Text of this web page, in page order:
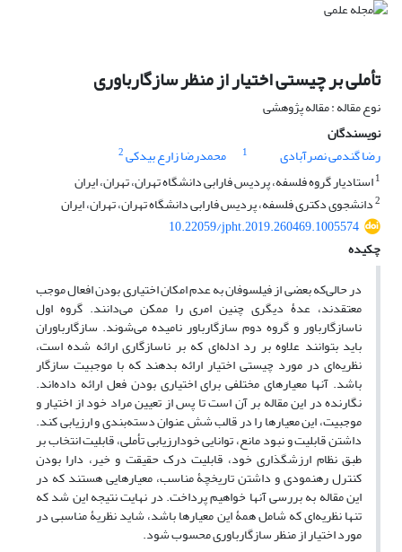
تأملی بر چیستی اختیار از منظر سازگارباوری
نوع مقاله : مقاله پژوهشی
نویسندگان
رضا گندمی نصرآبادی
1 محمدرضا زارع بیدکی2
1استادیار گروه فلسفه، پردیس فارابی دانشگاه تهران، تهران، ایران
2دانشجوی دکتری فلسفه، پردیس فارابی دانشگاه تهران، تهران، ایران
10.22059/jpht.2019.260469.1005574
چکیده
در حالی‌که بعضی از فیلسوفان به عدم امکان اختیاری بودن افعال موجب
معتقدند، عدۀ دیگری چنین امری را ممکن می‌دانند. گروه اول
ناسازگارباور و گروه دوم سازگارباور نامیده می‌شوند. سازگارباوران
باید بتوانند علاوه بر رد ادله‌ای که بر ناسازگاری ارائه شده است،
نظریه‌ای در مورد چیستی اختیار ارائه بدهند که با موجبیت سازگار
باشد. آنها معیارهای مختلفی برای اختیاری بودن فعل ارائه داده‌اند.
نگارنده در این مقاله بر آن است تا پس از تعیین مراد خود از اختیار و
موجبیت، این معیارها را در قالب شش عنوان دسته‌بندی و ارزیابی کند.
داشتن قابلیت و نبود مانع، توانایی خودارزیابی تأملی، قابلیت انتخاب بر
طبق نظام ارزشگذاری خود، قابلیت درک حقیقت و خیر، دارا بودن
کنترل رهنمودی و داشتن تاریخچۀ مناسب، معیارهایی هستند که در
این مقاله به بررسی آنها خواهیم پرداخت. در نهایت نتیجه این شد که
تنها نظریه‌ای که شامل همۀ این معیارها باشد، شاید نظریۀ مناسبی در
مورد اختیار از منظر سازگارباوری محسوب شود.